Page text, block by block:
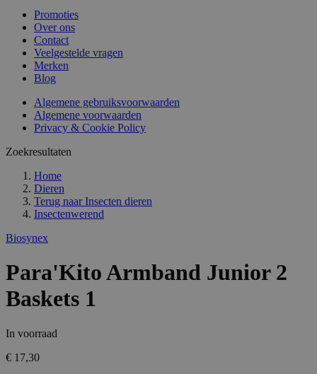
Promoties
Over ons
Contact
Veelgestelde vragen
Merken
Blog
Algemene gebruiksvoorwaarden
Algemene voorwaarden
Privacy & Cookie Policy
Zoekresultaten
Home
Dieren
Terug naar Insecten dieren
Insectenwerend
Biosynex
Para'Kito Armband Junior 2
Baskets 1
In voorraad
€ 17,30